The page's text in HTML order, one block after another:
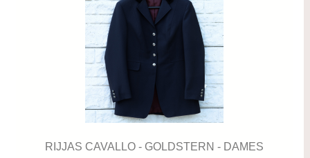
RIJJAS CAVALLO - GOLDSTERN - DAMES